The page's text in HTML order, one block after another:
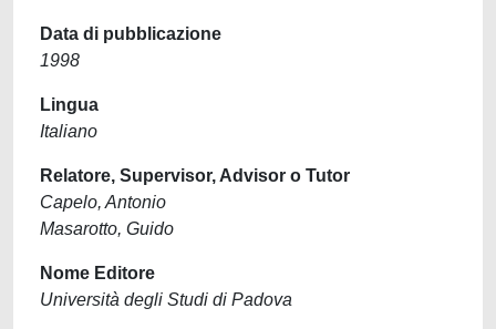
Data di pubblicazione
1998
Lingua
Italiano
Relatore, Supervisor, Advisor o Tutor
Capelo, Antonio
Masarotto, Guido
Nome Editore
Università degli Studi di Padova